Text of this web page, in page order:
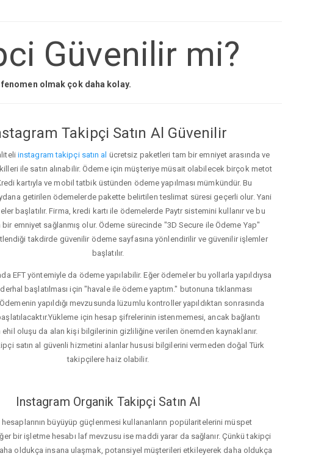
Güvenilir mi?
olmak çok daha kolay.
Takipçi Satın Al Güvenilir
instagram takipçi satın al ücretsiz paketleri tam bir emniyet arasında ve
ile satın alınabilir. Ödeme için müşteriye müsait olabilecek birçok metot
kartıyla ve mobil tatbik üstünden ödeme yapılması mümkündür. Bu
getirilen ödemelerde pakette belirtilen teslimat süresi geçerli olur. Yani
başlatılır. Firma, kredi kartı ile ödemelerde Paytr sistemini kullanır ve bu
emniyet sağlanmış olur. Ödeme sürecinde "3D Secure ile Ödeme Yap"
takdirde güvenilir ödeme sayfasına yönlendirilir ve güvenilir işlemler
başlatılır.
EFT yöntemiyle da ödeme yapılabilir. Eğer ödemeler bu yollarla yapıldıysa
başlatılması için "havale ile ödeme yaptım." butonuna tıklanması
yapıldığı mevzusunda lüzumlu kontroller yapıldıktan sonrasında
için hesap şifrelerinin istenmemesi, ancak bağlantı
ehil oluşu da alan kişi bilgilerinin gizliliğine verilen önemden kaynaklanır.
satın al güvenli hizmetini alanlar hususi bilgilerini vermeden doğal Türk
takipçilere haiz olabilir.
Instagram Organik Takipçi Satın Al
büyüyüp güçlenmesi kullananların popülaritelerini müspet
bir işletme hesabı laf mevzusu ise maddi yarar da sağlanır. Çünkü takipçi
oldukça insana ulaşmak, potansiyel müşterileri etkileyerek daha oldukça